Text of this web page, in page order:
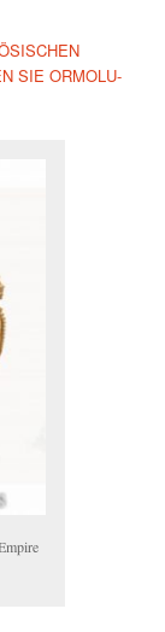
SIE ORMOLU-